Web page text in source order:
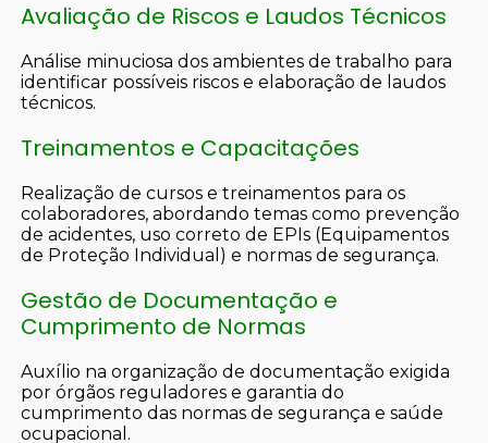
Avaliação de Riscos e Laudos Técnicos
Análise minuciosa dos ambientes de trabalho para
identificar possíveis riscos e elaboração de laudos
técnicos.
Treinamentos e Capacitações
Realização de cursos e treinamentos para os
colaboradores, abordando temas como prevenção
de acidentes, uso correto de EPIs (Equipamentos
de Proteção Individual) e normas de segurança.
Gestão de Documentação e
Cumprimento de Normas
Auxílio na organização de documentação exigida
por órgãos reguladores e garantia do
cumprimento das normas de segurança e saúde
ocupacional.